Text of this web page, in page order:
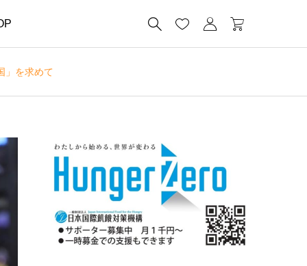
   
」を求めて